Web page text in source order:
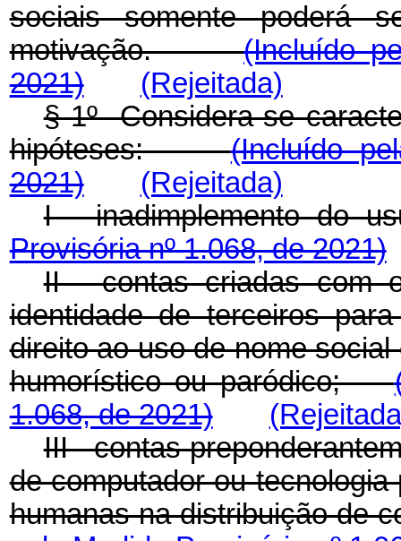
sociais somente poderá
motivação.(Incluído
2021)
(Rejeitada)
§ 1º Considera-se
hipóteses:(Incluído
2021)
(Rejeitada)
I - inadimplemento
Provisória nº 1.068, de 2021)
II - contas criadas com
identidade de terceiros
direito ao uso de nome
humorístico ou paródico;
1.068, de 2021)
III - contas
de computador ou
humanas na distribuição